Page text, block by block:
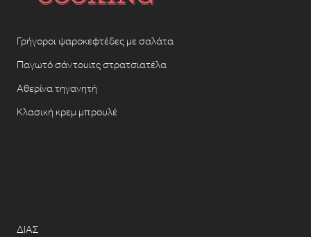
Γρήγοροι ψαροκεφτέδες με σαλάτα
Παγωτό σάντουιτς στρατσιατέλα
Αθερίνα τηγανητή
Κλασική κρεμ μπρουλέ
ΔΙΑΣ